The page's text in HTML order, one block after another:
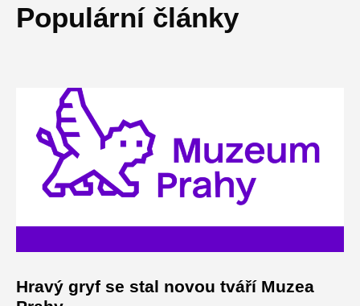
Populární články
Hravý gryf se stal novou tváří Muzea